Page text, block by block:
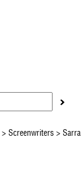
> Screenwriters> Sarra